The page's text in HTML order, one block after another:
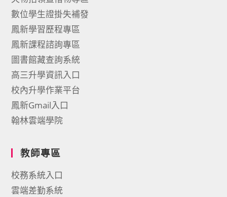
數位學生證掛失補發
鳳新學習歷程專區
鳳新課程諮詢專區
圖書館藏查詢系統
高三升學資訊入口
校內升學作業平台
鳳新Gmail入口
翰林雲端學院
教師專區
校務系統入口
雲端差勤系統